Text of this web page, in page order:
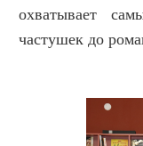
охватывает
частушек до